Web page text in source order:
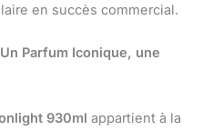
en succès commercial.
Parfum Iconique, une
930ml appartient à la